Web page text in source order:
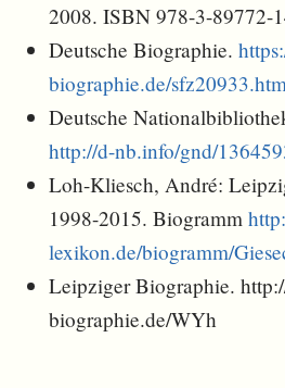
2008. ISBN 978-3-89772-
Deutsche Biographie.
biographie.de/
Deutsche
http://d-nb.info/gnd/
Loh-Kliesch, André:
1998-2015. Biogramm
lexikon.de/biogramm/
Leipziger Biographie.
biographie.de/WYh